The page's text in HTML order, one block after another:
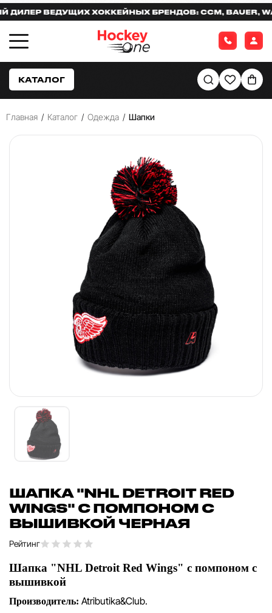
ВЕДУЩИХ ХОККЕЙНЫХ БРЕНДОВ: CCM, BAUER,
КАТАЛОГ
Главная / Каталог / Одежда / Шапки
ШАПКА "NHL DETROIT RED
WINGS" С ПОМПОНОМ С
ВЫШИВКОЙ ЧЕРНАЯ
Рейтинг
Шапка "NHL Detroit Red Wings" с помпоном с
вышивкой
Производитель: Atributika&Club.